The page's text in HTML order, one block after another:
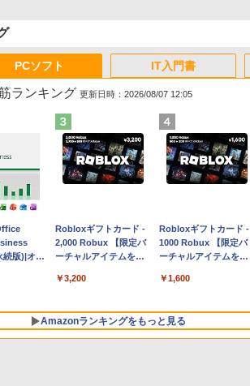
護 15.6
コンケー
Lavie
Apple 2026 MacBook
Air M5チップ搭載13イ
ンチノートブック：AI
13.6インチLiquid
24GBユニファイドメモ
リ、1TB SSDストレー
ジ、12MPセンターフレ
￥298,901
【Amazon.co.jp限定】
HP ノートパソコン 15-
fd 15.6インチ 16GBメ
テル Core 5
￥129,800
PCソフト
ランキング 更新日時：2026/08/07 12:05
続版)|オン
、
Robloxギフトカード -
2,000 Robux 【限定バ
ーチャルアイテムを含
ムコード】 ロブロック
版
￥3,200
Robloxギフトカード -
1000 Robux 【限定バ
ーチャルアイテムを含
ムコード】 ロブロック
￥1,600
Amazonランキングをもっと見る
IT入門書